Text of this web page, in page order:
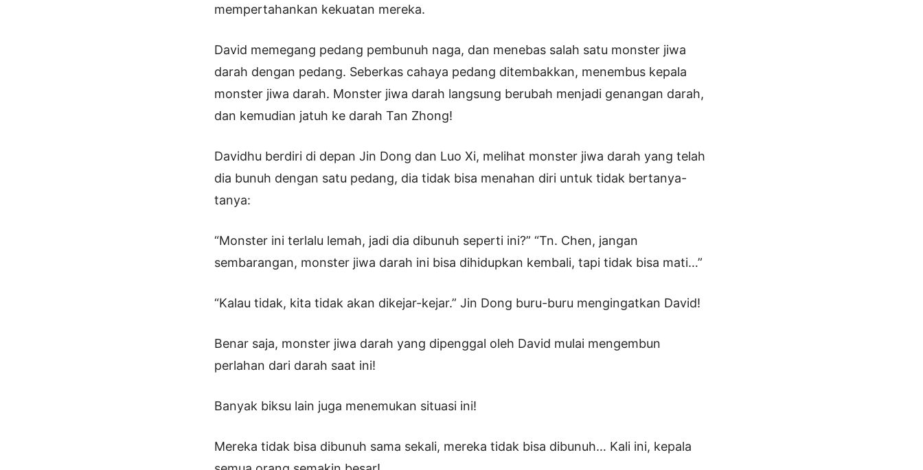
mempertahankan kekuatan mereka.
David memegang pedang pembunuh naga, dan menebas salah satu monster jiwa
darah dengan pedang. Seberkas cahaya pedang ditembakkan, menembus kepala
monster jiwa darah. Monster jiwa darah langsung berubah menjadi genangan darah,
dan kemudian jatuh ke darah Tan Zhong!
Davidhu berdiri di depan Jin Dong dan Luo Xi, melihat monster jiwa darah yang telah
dia bunuh dengan satu pedang, dia tidak bisa menahan diri untuk tidak bertanya-
tanya:
“Monster ini terlalu lemah, jadi dia dibunuh seperti ini?” “Tn. Chen, jangan
sembarangan, monster jiwa darah ini bisa dihidupkan kembali, tapi tidak bisa mati…”
“Kalau tidak, kita tidak akan dikejar-kejar.” Jin Dong buru-buru mengingatkan David!
Benar saja, monster jiwa darah yang dipenggal oleh David mulai mengembun
perlahan dari darah saat ini!
Banyak biksu lain juga menemukan situasi ini!
Mereka tidak bisa dibunuh sama sekali, mereka tidak bisa dibunuh… Kali ini, kepala